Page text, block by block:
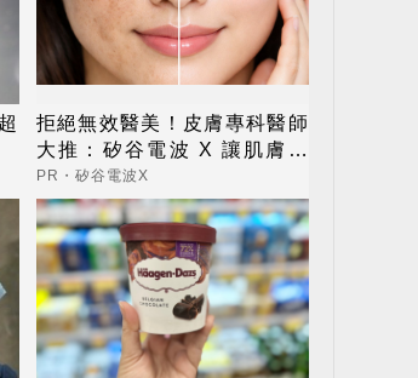
拒絕無效醫美！皮膚專科醫師
大推：矽谷電波 X 讓肌膚由
內而外更強韌
PR・矽谷電波X